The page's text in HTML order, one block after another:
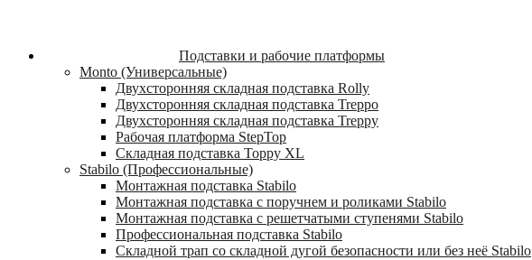
Подставки и рабочие платформы
Monto (Универсальные)
Двухсторонняя складная подставка Rolly
Двухсторонняя складная подставка Treppo
Двухсторонняя складная подставка Treppy
Рабочая платформа StepTop
Складная подставка Toppy XL
Stabilo (Профессиональные)
Монтажная подставка Stabilo
Монтажная подставка с поручнем и роликами Stabilo
Монтажная подставка с решетчатыми ступенями Stabilo
Профессиональная подставка Stabilo
Складной трап со складной дугой безопасности или без неё Stabilo